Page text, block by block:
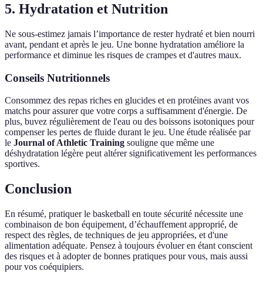
5. Hydratation et Nutrition
Ne sous-estimez jamais l’importance de rester hydraté et bien nourri
avant, pendant et après le jeu. Une bonne hydratation améliore la
performance et diminue les risques de crampes et d'autres maux.
Conseils Nutritionnels
Consommez des repas riches en glucides et en protéines avant vos
matchs pour assurer que votre corps a suffisamment d'énergie. De
plus, buvez régulièrement de l'eau ou des boissons isotoniques pour
compenser les pertes de fluide durant le jeu. Une étude réalisée par
le Journal of Athletic Training souligne que même une
déshydratation légère peut altérer significativement les performances
sportives.
Conclusion
En résumé, pratiquer le basketball en toute sécurité nécessite une
combinaison de bon équipement, d’échauffement approprié, de
respect des règles, de techniques de jeu appropriées, et d'une
alimentation adéquate. Pensez à toujours évoluer en étant conscient
des risques et à adopter de bonnes pratiques pour vous, mais aussi
pour vos coéquipiers.